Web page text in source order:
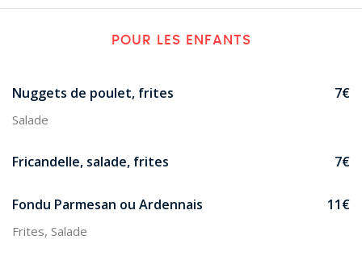
POUR LES ENFANTS
Nuggets de poulet, frites
Salade
7€
Fricandelle, salade, frites 7€
Fondu Parmesan ou Ardennais
Frites, Salade
11€